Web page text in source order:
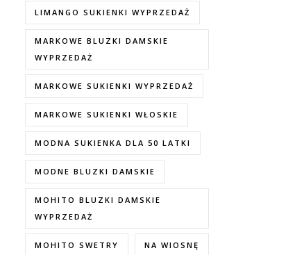
LIMANGO SUKIENKI WYPRZEDAŻ
MARKOWE BLUZKI DAMSKIE
WYPRZEDAŻ
MARKOWE SUKIENKI WYPRZEDAŻ
MARKOWE SUKIENKI WŁOSKIE
MODNA SUKIENKA DLA 50 LATKI
MODNE BLUZKI DAMSKIE
MOHITO BLUZKI DAMSKIE
WYPRZEDAŻ
MOHITO SWETRY NA WIOSNĘ